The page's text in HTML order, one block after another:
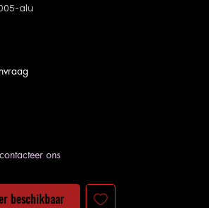
alu
ons
beschikbaar